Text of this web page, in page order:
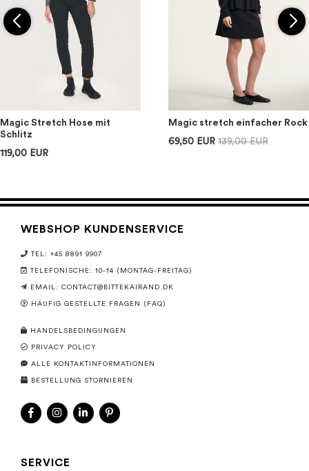
Magic Stretch Hose mit
Schlitz
119,00 EUR
Magic stretch einfacher Rock
69,50 EUR 139,00 EUR
WEBSHOP KUNDENSERVICE
TEL: +45 8891 9907
TELEFONISCHE: 10-14 (MONTAG-FREITAG)
EMAIL: CONTACT@BITTEKAIRAND.DK
HÄUFIG GESTELLTE FRAGEN (FAQ)
HANDELSBEDINGUNGEN
PRIVACY POLICY
ALLE KONTAKTINFORMATIONEN
BESTELLUNG STORNIEREN
SERVICE